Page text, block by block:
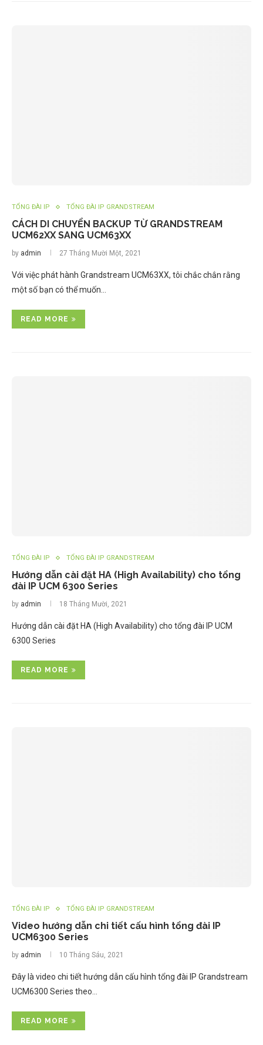
TỔNG ĐÀI IP TỔNG ĐÀI IP GRANDSTREAM
CÁCH DI CHUYỂN BACKUP TỪ GRANDSTREAM
UCM62XX SANG UCM63XX
by admin 27 Tháng Mười Một, 2021
Với việc phát hành Grandstream UCM63XX, tôi chắc chắn rằng
một số bạn có thể muốn…
READ MORE
TỔNG ĐÀI IP TỔNG ĐÀI IP GRANDSTREAM
Hướng dẫn cài đặt HA (High Availability) cho tổng
đài IP UCM 6300 Series
by admin 18 Tháng Mười, 2021
Hướng dẫn cài đặt HA (High Availability) cho tổng đài IP UCM
6300 Series
READ MORE
TỔNG ĐÀI IP TỔNG ĐÀI IP GRANDSTREAM
Video hướng dẫn chi tiết cấu hình tổng đài IP
UCM6300 Series
by admin 10 Tháng Sáu, 2021
Đây là video chi tiết hướng dẫn cấu hình tổng đài IP Grandstream
UCM6300 Series theo…
READ MORE